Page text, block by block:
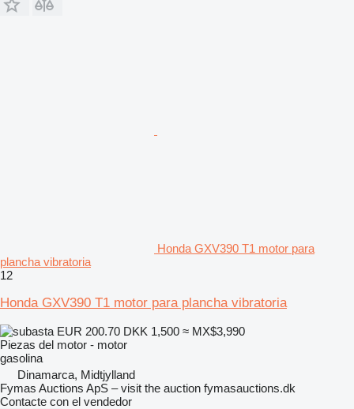
Honda GXV390 T1 motor para
plancha vibratoria
12
Honda GXV390 T1 motor para plancha vibratoria
EUR 200.70 DKK 1,500 ≈ MX$3,990
Piezas del motor - motor
gasolina
Dinamarca, Midtjylland
Fymas Auctions ApS – visit the auction fymasauctions.dk
Contacte con el vendedor